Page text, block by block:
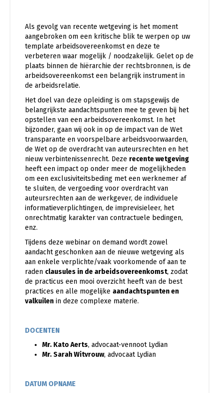
Als gevolg van recente wetgeving is het moment
aangebroken om een kritische blik te werpen op uw
template arbeidsovereenkomst en deze te
verbeteren waar mogelijk / noodzakelijk. Gelet op de
plaats binnen de hiërarchie der rechtsbronnen, is de
arbeidsovereenkomst een belangrijk instrument in
de arbeidsrelatie.
Het doel van deze opleiding is om stapsgewijs de
belangrijkste aandachtspunten mee te geven bij het
opstellen van een arbeidsovereenkomst. In het
bijzonder, gaan wij ook in op de impact van de Wet
transparante en voorspelbare arbeidsvoorwaarden,
de Wet op de overdracht van auteursrechten en het
nieuw verbintenissenrecht. Deze recente wetgeving
heeft een impact op onder meer de mogelijkheden
om een exclusiviteitsbeding met een werknemer af
te sluiten, de vergoeding voor overdracht van
auteursrechten aan de werkgever, de individuele
informatieverplichtingen, de imprevisieleer, het
onrechtmatig karakter van contractuele bedingen,
enz.
Tijdens deze webinar on demand wordt zowel
aandacht geschonken aan de nieuwe wetgeving als
aan enkele verplichte/vaak voorkomende of aan te
raden clausules in de arbeidsovereenkomst, zodat
de practicus een mooi overzicht heeft van de best
practices en alle mogelijke aandachtspunten en
valkuilen in deze complexe materie.
DOCENTEN
Mr. Kato Aerts, advocaat-vennoot Lydian
Mr. Sarah Witvrouw, advocaat Lydian
DATUM OPNAME